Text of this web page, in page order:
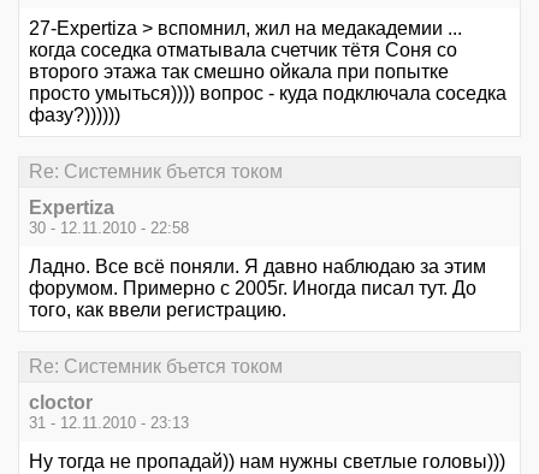
27-Expertiza > вспомнил, жил на медакадемии ...
когда соседка отматывала счетчик тётя Соня со
второго этажа так смешно ойкала при попытке
просто умыться)))) вопрос - куда подключала соседка
фазу?))))))
Re: Системник бъется током
Expertiza
30 - 12.11.2010 - 22:58
Ладно. Все всё поняли. Я давно наблюдаю за этим
форумом. Примерно с 2005г. Иногда писал тут. До
того, как ввели регистрацию.
Re: Системник бъется током
cloctor
31 - 12.11.2010 - 23:13
Ну тогда не пропадай)) нам нужны светлые головы)))